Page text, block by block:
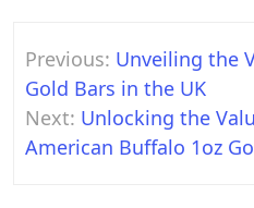
Post
navigation
Previous: Unveiling the
Gold Bars in the UK
Next: Unlocking the
American Buffalo 1oz